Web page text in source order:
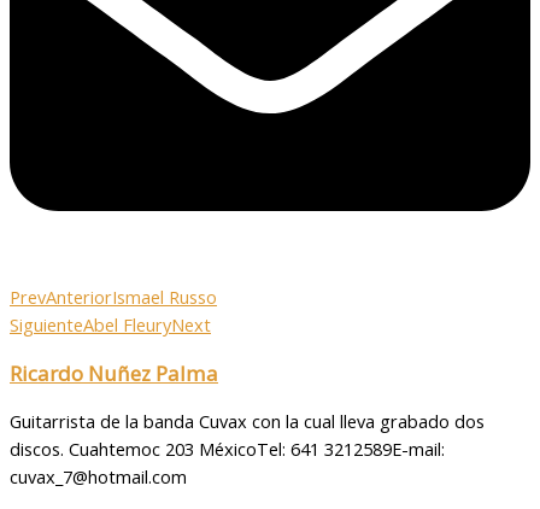
PrevAnteriorIsmael Russo
SiguienteAbel FleuryNext
Ricardo Nuñez Palma
Guitarrista de la banda Cuvax con la cual lleva grabado dos
discos. Cuahtemoc 203 MéxicoTel: 641 3212589E-mail:
cuvax_7@hotmail.com